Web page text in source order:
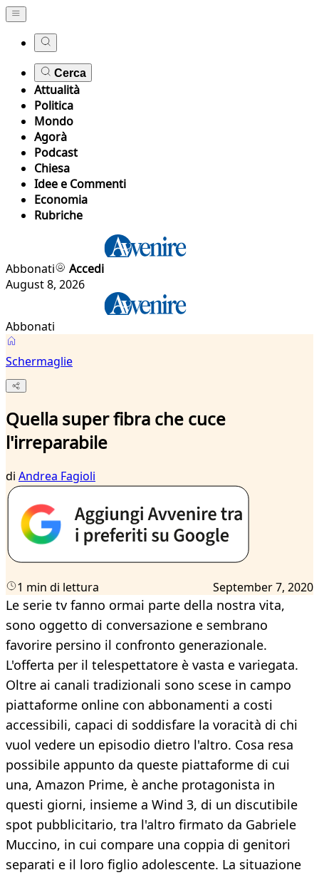
Cerca
Attualità
Politica
Mondo
Agorà
Podcast
Chiesa
Idee e Commenti
Economia
Rubriche
Abbonati
Accedi
August 8, 2026
Abbonati
Schermaglie
Quella super fibra che cuce
l'irreparabile
di Andrea Fagioli
1 min di lettura September 7, 2020
Le serie tv fanno ormai parte della nostra vita,
sono oggetto di conversazione e sembrano
favorire persino il confronto generazionale.
L'offerta per il telespettatore è vasta e variegata.
Oltre ai canali tradizionali sono scese in campo
piattaforme online con abbonamenti a costi
accessibili, capaci di soddisfare la voracità di chi
vuol vedere un episodio dietro l'altro. Cosa resa
possibile appunto da queste piattaforme di cui
una, Amazon Prime, è anche protagonista in
questi giorni, insieme a Wind 3, di un discutibile
spot pubblicitario, tra l'altro firmato da Gabriele
Muccino, in cui compare una coppia di genitori
separati e il loro figlio adolescente. La situazione